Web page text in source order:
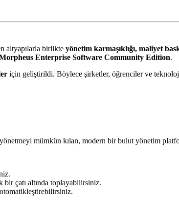
altyapılarla birlikte yönetim karmaşıklığı, maliyet
Enterprise Software Community Edition.
için geliştirildi. Böylece şirketler, öğrenciler ve
yönetmeyi mümkün kılan, modern bir bulut yönetim
bir çatı altında toplayabilirsiniz.